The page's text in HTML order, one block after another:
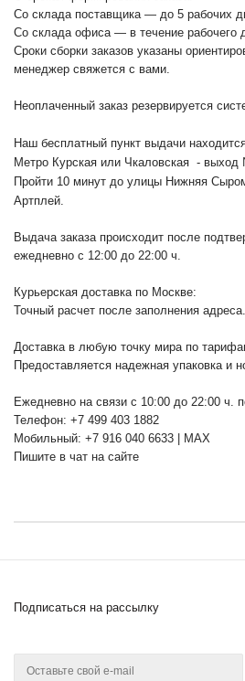
Со склада поставщика — до 5 рабочих
Со склада офиса — в течение рабочего
Сроки сборки заказов указаны
менеджер свяжется с вами.
Неоплаченный заказ резервируется
Наш бесплатный пункт выдачи
Метро Курская или Чкаловская -
Пройти 10 минут до улицы Нижняя
Артплей.
Выдача заказа происходит после
ежедневно с 12:00 до 22:00 ч.
Курьерская доставка по Москве:
Точный расчет после заполнения адреса.
Доставка в любую точку мира по
Предоставляется надежная упаковка и
Ежедневно на связи с 10:00 до 22:00 ч.
Телефон: +7 499 403 1882
Мобильный: +7 916 040 6633 | MAX
Пишите в чат на сайте
Подписаться на рассылку